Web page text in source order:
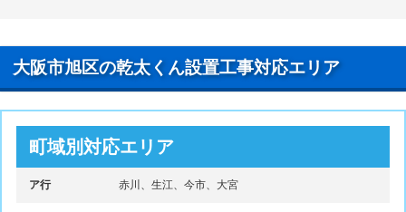
大阪市旭区の乾太くん設置工事対応エリア
町域別対応エリア
ア行 赤川、生江、今市、大宮